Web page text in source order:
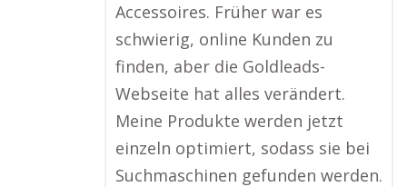
Accessoires. Früher war es
schwierig, online Kunden zu
finden, aber die Goldleads-
Webseite hat alles verändert.
Meine Produkte werden jetzt
einzeln optimiert, sodass sie bei
Suchmaschinen gefunden werden.